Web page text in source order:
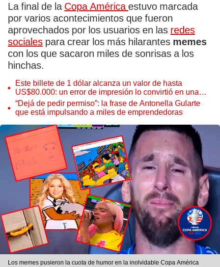
La final de la Copa Américaestuvo marcada
por varios acontecimientos que fueron
aprovechados por los usuarios en las redes
sociales para crear los más hilarantes memes
con los que sacaron miles de sonrisas a los
hinchas.
Este billete de 1 dólar alcanza un valor de hasta
US$80.000: un error de impresión lo convirtió en una
pieza única que hoy buscan coleccionistas de todo el
mundo
“Dejá de pedir permiso”: la frase de Antonella Gularte
que está impulsando a miles de emprendedoras
Los memes pusieron la cuota de humor en la inolvidable Copa América